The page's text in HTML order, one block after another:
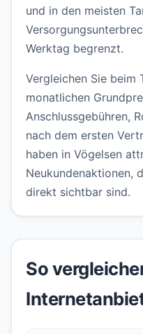
und in den meisten
Werktag begrenzt.
Vergleichen Sie beim
monatlichen
Anschlussgebühren,
nach dem ersten
haben in Vögelsen
Neukundenaktionen,
direkt sichtbar sind.
So